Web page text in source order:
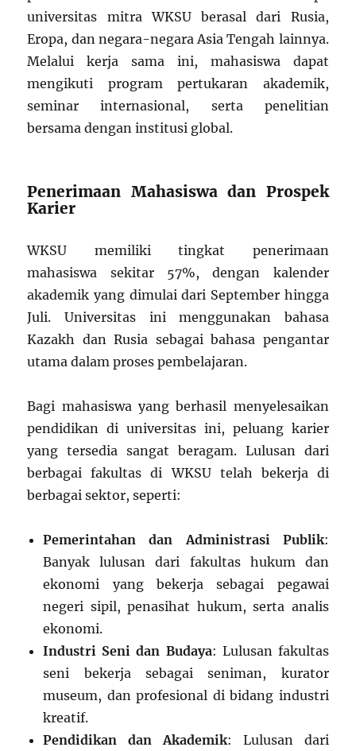
universitas mitra WKSU berasal dari Rusia,
Eropa, dan negara-negara Asia Tengah lainnya.
Melalui kerja sama ini, mahasiswa dapat
mengikuti program pertukaran akademik,
seminar internasional, serta penelitian
bersama dengan institusi global.
Penerimaan Mahasiswa dan Prospek
Karier
WKSU memiliki tingkat penerimaan
mahasiswa sekitar 57%, dengan kalender
akademik yang dimulai dari September hingga
Juli. Universitas ini menggunakan bahasa
Kazakh dan Rusia sebagai bahasa pengantar
utama dalam proses pembelajaran.
Bagi mahasiswa yang berhasil menyelesaikan
pendidikan di universitas ini, peluang karier
yang tersedia sangat beragam. Lulusan dari
berbagai fakultas di WKSU telah bekerja di
berbagai sektor, seperti:
Pemerintahan dan Administrasi Publik:
Banyak lulusan dari fakultas hukum dan
ekonomi yang bekerja sebagai pegawai
negeri sipil, penasihat hukum, serta analis
ekonomi.
Industri Seni dan Budaya: Lulusan fakultas
seni bekerja sebagai seniman, kurator
museum, dan profesional di bidang industri
kreatif.
Pendidikan dan Akademik: Lulusan dari